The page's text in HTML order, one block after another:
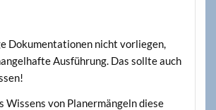
Dokumentationen nicht vorliegen,
Ausführung. Das sollte auch
Wissens von Planermängeln diese